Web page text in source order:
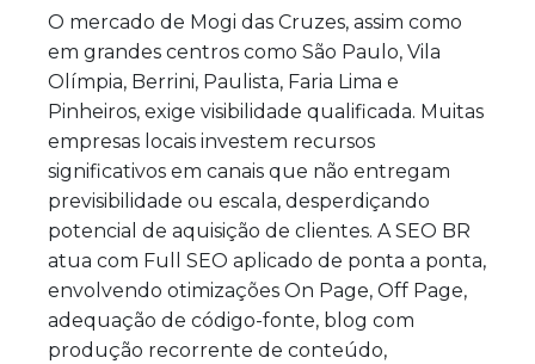
O mercado de Mogi das Cruzes, assim como
em grandes centros como São Paulo, Vila
Olímpia, Berrini, Paulista, Faria Lima e
Pinheiros, exige visibilidade qualificada. Muitas
empresas locais investem recursos
significativos em canais que não entregam
previsibilidade ou escala, desperdiçando
potencial de aquisição de clientes. A SEO BR
atua com Full SEO aplicado de ponta a ponta,
envolvendo otimizações On Page, Off Page,
adequação de código-fonte, blog com
produção recorrente de conteúdo,